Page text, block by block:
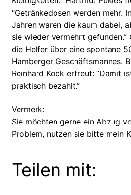
“Getränkedosen werden mehr.
Jahren waren die kaum dabei,
sie wieder vermehrt gefunden.”
die Helfer über eine spontane
Hamberger Geschäftsmannes.
Reinhard Kock erfreut: “Damit
praktisch bezahlt.”
Vermerk:
Sie möchten gerne ein Abzug
Problem, nutzen sie bitte mein
Teilen mit: